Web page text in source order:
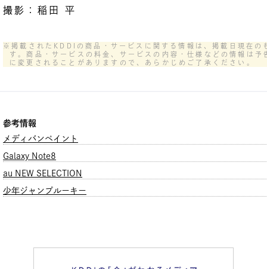
撮影：稲田 平
※掲載されたKDDIの商品・サービスに関する情報は、掲載日現在の
す。商品・サービスの料金、サービスの内容・仕様などの情報は予
に変更されることがありますので、あらかじめご了承ください。
参考情報
メディバンペイント
Galaxy Note8
au NEW SELECTION
少年ジャンプルーキー